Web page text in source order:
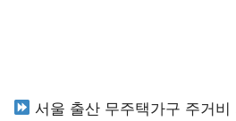
서울 출산 무주택가구 주거비